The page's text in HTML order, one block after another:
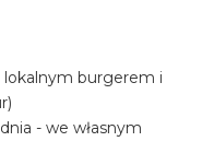
lokalnym burgerem i
- we własnym